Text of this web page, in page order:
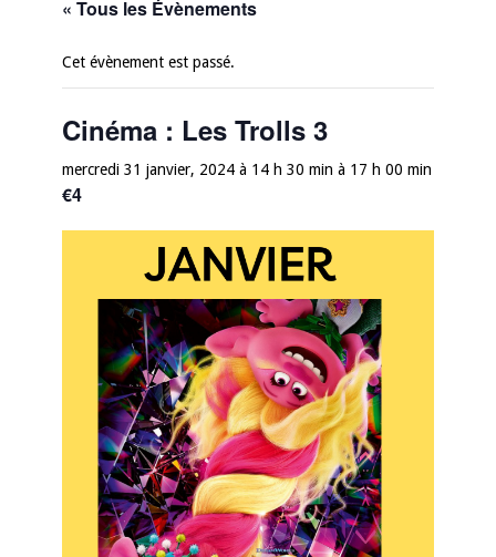
« Tous les Évènements
Cet évènement est passé.
Cinéma : Les Trolls 3
mercredi 31 janvier, 2024 à 14 h 30 min à 17 h 00 min
€4